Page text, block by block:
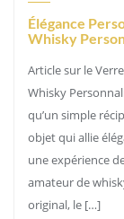
Élégance
Whisky
Article sur le
Whisky
qu’un simple
objet qui allie
une expérience
amateur de
original, le […]